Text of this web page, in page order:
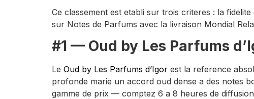
Ce classement est etabli sur trois criteres : la
sur Notes de Parfums avec la livraison Mondial
#1 — Oud by Les Parfums
Le Oud by Les Parfums d’Igor est la reference
profonde marie un accord oud dense a des notes
gamme de prix — comptez 6 a 8 heures de